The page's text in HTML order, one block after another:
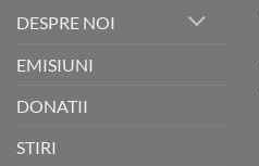
DESPRE NOI
EMISIUNI
DONATII
STIRI